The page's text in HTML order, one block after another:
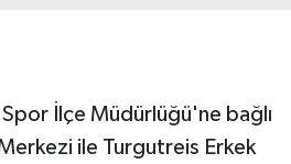
İlçe Müdürlüğü'ne bağlı
ile Turgutreis Erkek